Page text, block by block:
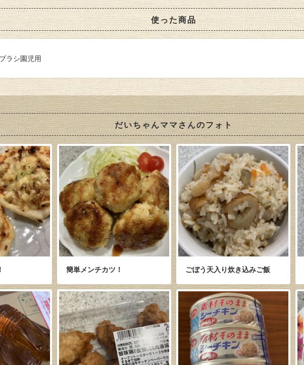
使った商品
ラシ園児用
だいちゃんママさんのフォト
簡単メンチカツ！ ごぼう天入り炊き込みご飯